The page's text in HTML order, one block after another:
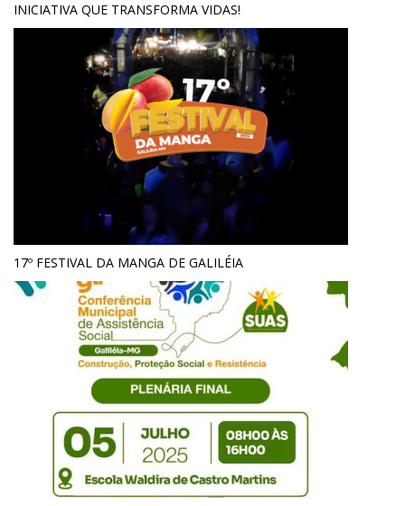
INICIATIVA QUE TRANSFORMA VIDAS!
17º FESTIVAL DA MANGA DE GALILÉIA